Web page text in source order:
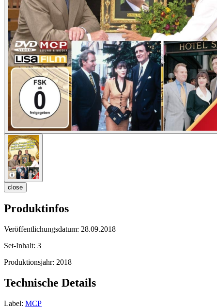
close
Produktinfos
Veröffentlichungsdatum: 28.09.2018
Set-Inhalt: 3
Produktionsjahr: 2018
Technische Details
Label: MCP